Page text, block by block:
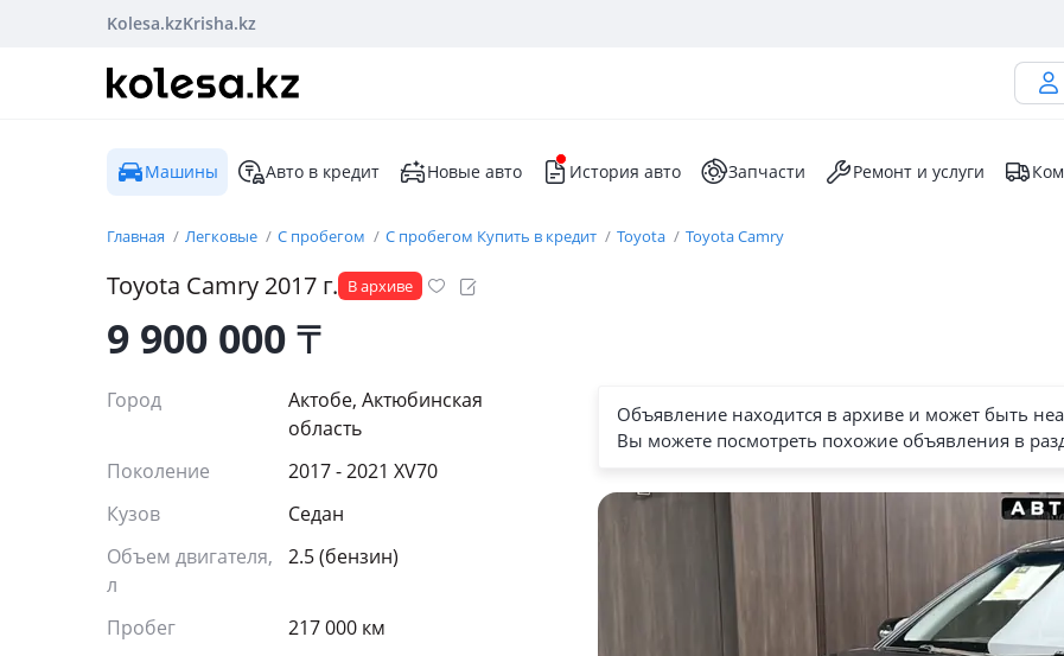
Kolesa.kzKrisha.kz
Машины Авто в кредит Новые авто История авто Запчасти Ремонт и услуги
Главная Легковые С пробегом С пробегом Купить в кредит Toyota Toyota Camry
Toyota Camry 2017 г. В архиве
9 900 000₸
Город
Актобе, Актюбинская
область
Поколение
2017 - 2021 XV70
Кузов
Седан
Объем двигателя,
л
2.5 (бензин)
Пробег
217 000 км
Объявление находится в архиве и может быть
Вы можете посмотреть похожие объявления в